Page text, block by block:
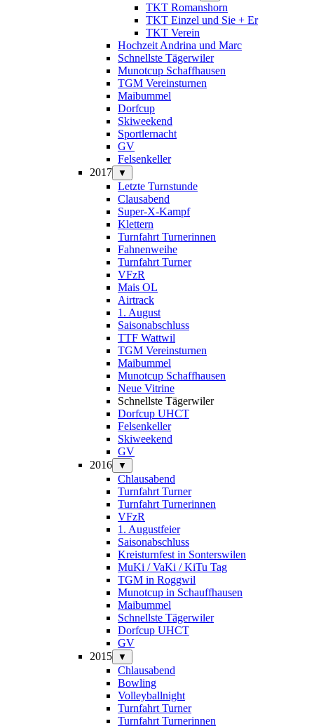
TKT Romanshorn
TKT Einzel und Sie + Er
TKT Verein
Hochzeit Andrina und Marc
Schnellste Tägerwiler
Munotcup Schaffhausen
TGM Vereinsturnen
Maibummel
Dorfcup
Skiweekend
Sportlernacht
GV
Felsenkeller
2017
▼
Letzte Turnstunde
Clausabend
Super-X-Kampf
Klettern
Turnfahrt Turnerinnen
Fahnenweihe
Turnfahrt Turner
VFzR
Mais OL
Airtrack
1. August
Saisonabschluss
TTF Wattwil
TGM Vereinsturnen
Maibummel
Munotcup Schaffhausen
Neue Vitrine
Schnellste Tägerwiler
Dorfcup UHCT
Felsenkeller
Skiweekend
GV
2016
▼
Chlausabend
Turnfahrt Turner
Turnfahrt Turnerinnen
VFzR
1. Augustfeier
Saisonabschluss
Kreisturnfest in Sonterswilen
MuKi / VaKi / KiTu Tag
TGM in Roggwil
Munotcup in Schauffhausen
Maibummel
Schnellste Tägerwiler
Dorfcup UHCT
GV
2015
▼
Chlausabend
Bowling
Volleyballnight
Turnfahrt Turner
Turnfahrt Turnerinnen